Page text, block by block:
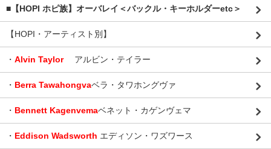
■【HOPI ホピ族】オーバレイ＜バックル・キーホルダーetc＞
【HOPI・アーティスト別】
・ Alvin Taylor アルビン・テイラー
・ Berra Tawahongvaベラ・タワホングヴァ
・ Bennett Kagenvemaベネット・カゲンヴェマ
・ Eddison Wadsworth エディソン・ワズワース